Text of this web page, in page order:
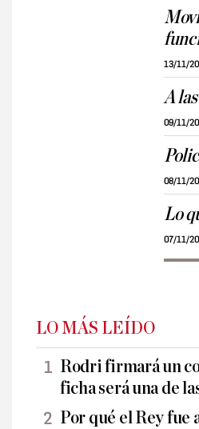
13/11/
A
09/11/
08/11/
Lo
07/11/
LO MÁS LEÍDO
Rodri firmará un
ficha será una de
Por qué el Rey fue